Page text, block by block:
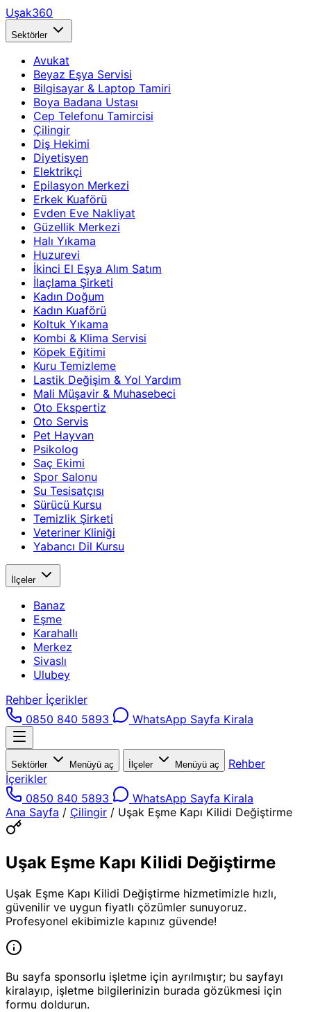
Uşak360
Sektörler
Avukat
Beyaz Eşya Servisi
Bilgisayar & Laptop Tamiri
Boya Badana Ustası
Cep Telefonu Tamircisi
Çilingir
Diş Hekimi
Diyetisyen
Elektrikçi
Epilasyon Merkezi
Erkek Kuaförü
Evden Eve Nakliyat
Güzellik Merkezi
Halı Yıkama
Huzurevi
İkinci El Eşya Alım Satım
İlaçlama Şirketi
Kadın Doğum
Kadın Kuaförü
Koltuk Yıkama
Kombi & Klima Servisi
Köpek Eğitimi
Kuru Temizleme
Lastik Değişim & Yol Yardım
Mali Müşavir & Muhasebeci
Oto Ekspertiz
Oto Servis
Pet Hayvan
Psikolog
Saç Ekimi
Spor Salonu
Su Tesisatçısı
Sürücü Kursu
Temizlik Şirketi
Veteriner Kliniği
Yabancı Dil Kursu
İlçeler
Banaz
Eşme
Karahallı
Merkez
Sivaslı
Ulubey
Rehber İçerikler
0850 840 5893
WhatsApp Sayfa Kirala
Sektörler Menüyü aç İlçeler Menüyü aç
Rehber
İçerikler
0850 840 5893
WhatsApp Sayfa Kirala
Ana Sayfa / Çilingir / Uşak Eşme Kapı Kilidi Değiştirme
Uşak Eşme Kapı Kilidi Değiştirme
Uşak Eşme Kapı Kilidi Değiştirme hizmetimizle hızlı,
güvenilir ve uygun fiyatlı çözümler sunuyoruz.
Profesyonel ekibimizle kapınız güvende!
Bu sayfa sponsorlu işletme için ayrılmıştır; bu sayfayı
kiralayıp, işletme bilgilerinizin burada gözükmesi için
formu doldurun.